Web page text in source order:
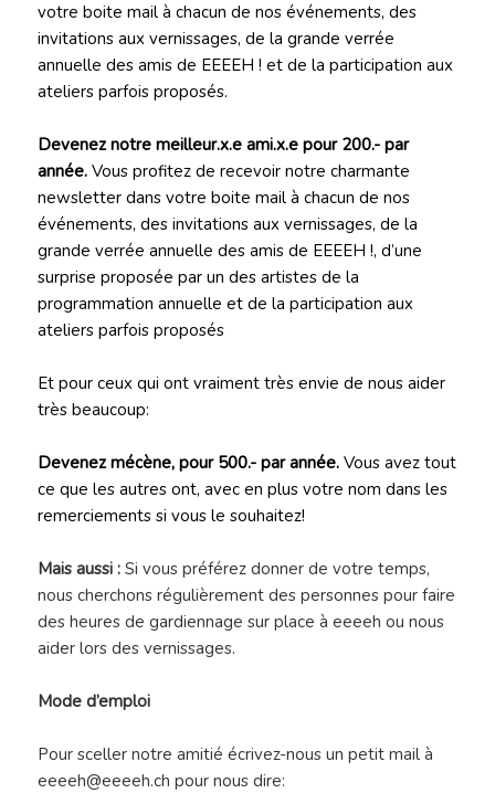
votre boite mail à chacun de nos événements, des
invitations aux vernissages, de la grande verrée
annuelle des amis de EEEEH ! et de la participation aux
ateliers parfois proposés.
Devenez notre meilleur.x.e ami.x.e pour 200.- par
année.Vous profitez de recevoir notre charmante
newsletter dans votre boite mail à chacun de nos
événements, des invitations aux vernissages, de la
grande verrée annuelle des amis de EEEEH !, d’une
surprise proposée par un des artistes de la
programmation annuelle et de la participation aux
ateliers parfois proposés
Et pour ceux qui ont vraiment très envie de nous aider
très beaucoup:
Devenez mécène, pour 500.- par année. Vous avez tout
ce que les autres ont, avec en plus votre nom dans les
remerciements si vous le souhaitez!
Mais aussi :Si vous préférez donner de votre temps,
nous cherchons régulièrement des personnes pour faire
des heures de gardiennage sur place à eeeeh ou nous
aider lors des vernissages.
Mode d’emploi
Pour sceller notre amitié écrivez-nous un petit mail à
eeeeh@eeeeh.ch pour nous dire: